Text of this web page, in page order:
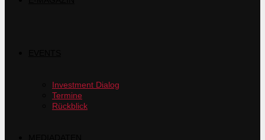
Investment Dialog
Termine
Rückblick